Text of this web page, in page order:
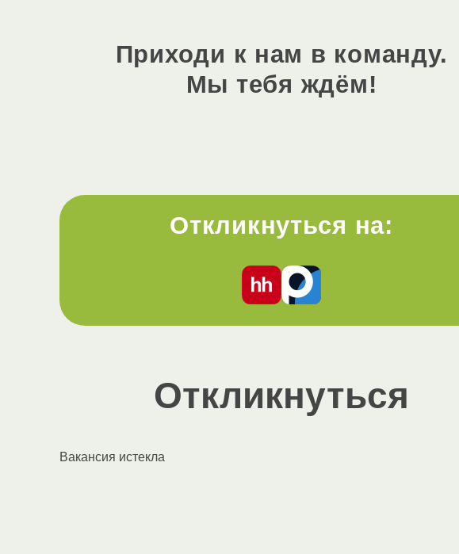
Приходи к нам в команду.
Мы тебя ждём!
Откликнуться на:
Откликнуться
Вакансия истекла